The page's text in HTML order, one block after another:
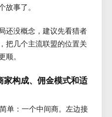
故事了。
还没概念，建议先看猎者
把几个主流联盟的位置关
顺。
构成、佣金模式和适
单：一个中间商。左边接